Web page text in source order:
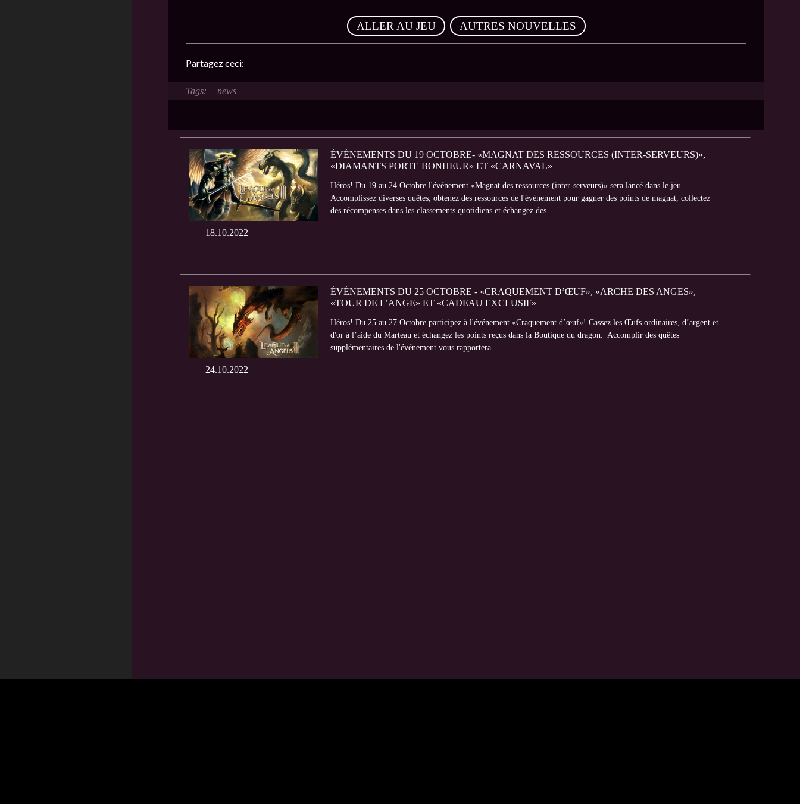
ALLER AU JEU , AUTRES NOUVELLES
Partagez ceci:
news
18.10.2022
ÉVÉNEMENTS DU 19 OCTOBRE- «MAGNAT DES RESSOURCES (INTER-SERVEURS)»,
«DIAMANTS PORTE BONHEUR» ET «CARNAVAL»
Héros! Du 19 au 24 Octobre l'événement «Magnat des ressources (inter-serveurs)» sera lancé dans le jeu.
Accomplissez diverses quêtes, obtenez des ressources de l'événement pour gagner des points de magnat, collectez
des récompenses dans les classements quotidiens et échangez des...
24.10.2022
ÉVÉNEMENTS DU 25 OCTOBRE - «CRAQUEMENT D’ŒUF», «ARCHE DES ANGES»,
«TOUR DE L’ANGE» ET «CADEAU EXCLUSIF»
Héros! Du 25 au 27 Octobre participez à l'événement «Craquement d’œuf»! Cassez les Œufs ordinaires, d’argent et
d'or à l’aide du Marteau et échangez les points reçus dans la Boutique du dragon. Accomplir des quêtes
supplémentaires de l'événement vous rapportera...